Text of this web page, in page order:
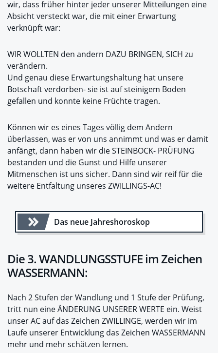
wir, dass früher hinter jeder unserer Mitteilungen eine
Absicht versteckt war, die mit einer Erwartung
verknüpft war:
WIR WOLLTEN den andern DAZU BRINGEN, SICH zu
verändern.
Und genau diese Erwartungshaltung hat unsere
Botschaft verdorben- sie ist auf steinigem Boden
gefallen und konnte keine Früchte tragen.
Können wir es eines Tages völlig dem Andern
überlassen, was er von uns annimmt und was er damit
anfängt, dann haben wir die STEINBOCK- PRÜFUNG
bestanden und die Gunst und Hilfe unserer
Mitmenschen ist uns sicher. Dann sind wir reif für die
weitere Entfaltung unseres ZWILLINGS-AC!
Das neue Jahreshoroskop
Die 3. WANDLUNGSSTUFE im Zeichen
WASSERMANN:
Nach 2 Stufen der Wandlung und 1 Stufe der Prüfung,
tritt nun eine ÄNDERUNG UNSERER WERTE ein. Weist
unser AC auf das Zeichen ZWILLINGE, werden wir im
Laufe unserer Entwicklung das Zeichen WASSERMANN
mehr und mehr schätzen lernen.